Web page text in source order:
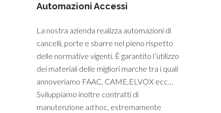
Automazioni Accessi
La nostra azienda realizza automazioni di
cancelli, porte e sbarre nel pieno rispetto
delle normative vigenti. È garantito l’utilizzo
dei materiali delle migliori marche tra i quali
annoveriamo FAAC, CAME,ELVOX ecc…
Sviluppiamo inoltre contratti di
manutenzione ad hoc, estremamente